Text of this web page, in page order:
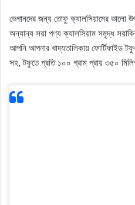
ভেগানদের জন্য তোফু ক্যালসিয়ামের ভালো
অন্যান্য সয়া পণ্য ক্যালসিয়াম সমৃদ্ধ
আপনি আপনার খাদ্যতালিকায় ফোর্টিফাইড
সহ, টফুতে প্রতি ১০০ গ্রাম প্রায় ৩৫০